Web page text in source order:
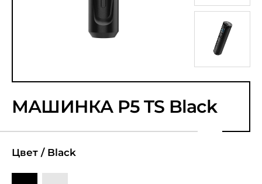
МАШИНКА P5 TS Black
Цвет / Black